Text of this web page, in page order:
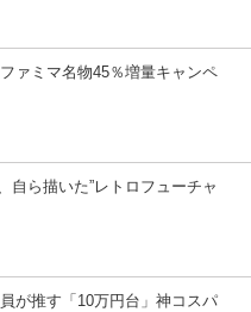
ァミマ名物45％増量キャンペ
ら描いた”レトロフューチャ
が推す「10万円台」神コスパ